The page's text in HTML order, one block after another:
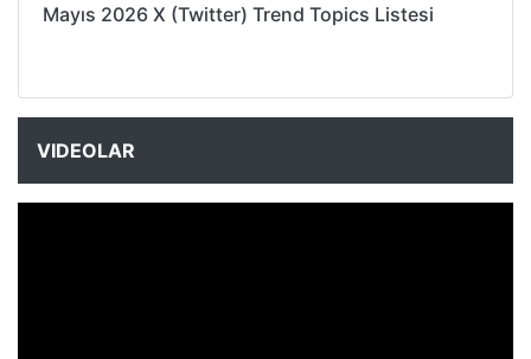
Mayıs 2026 X (Twitter) Trend Topics Listesi
VIDEOLAR